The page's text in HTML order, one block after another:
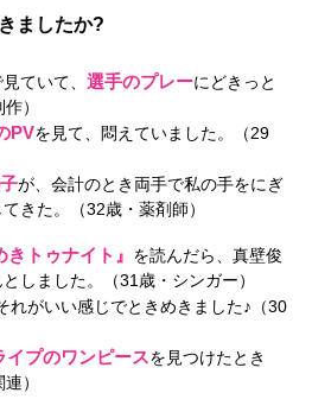
ましたか?
ていて、 選手のプレーにどきっと
）
PVを見て、悶えていました。（29
が、会計のとき両手で私の手をにぎ
きた。（32歳・薬剤師）
きトゥナイト』 を読んだら、真壁俊
しました。（31歳・シンガー）
れがいい感じでときめきました♪（30
イプのワンピースを見つけたとき
）